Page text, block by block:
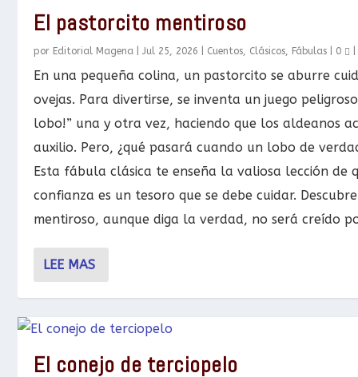
El pastorcito mentiroso
por Editorial Magena |Jul 25, 2026 Cuentos, Clásicos, Fábulas 0
En una pequeña colina, un pastorcito se aburre
ovejas. Para divertirse, se inventa un juego
lobo!” una y otra vez, haciendo que los aldeanos
auxilio. Pero, ¿qué pasará cuando un lobo de
Esta fábula clásica te enseña la valiosa lección de
confianza es un tesoro que se debe cuidar.
mentiroso, aunque diga la verdad, no será creído
LEE MAS
El conejo de terciopelo